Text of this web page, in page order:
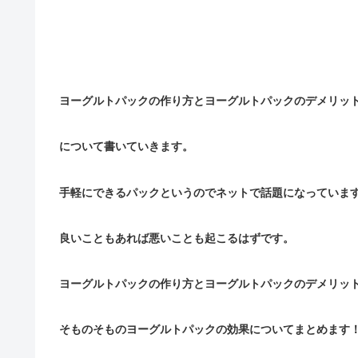
ヨーグルトパックの作り方とヨーグルトパックのデメリッ
について書いていきます。
手軽にできるパックというのでネットで話題になっています
良いこともあれば悪いことも起こるはずです。
ヨーグルトパックの作り方とヨーグルトパックのデメリッ
そものそものヨーグルトパックの効果についてまとめます！